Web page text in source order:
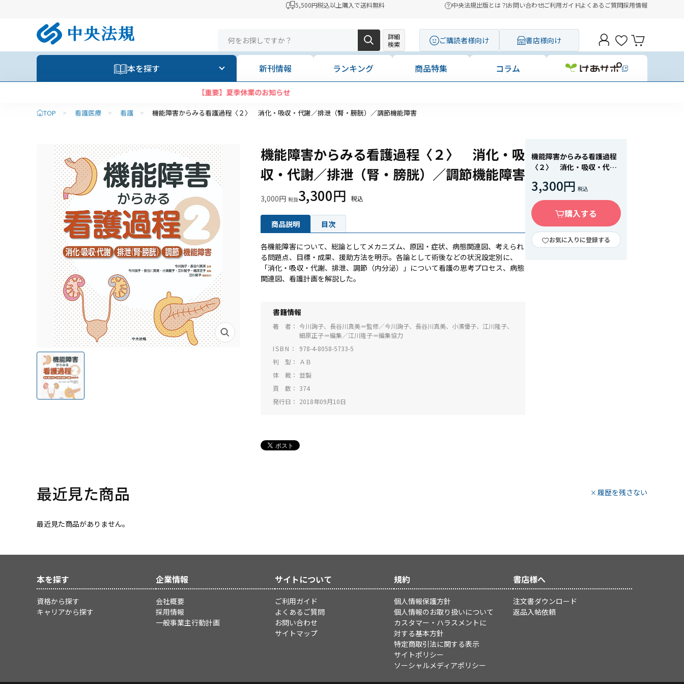
5,500円税込以上購入で送料無料 中央法規出版とは？お問い合わせご利用ガイドよくあるご質問採用情報
詳細
検索
ご購読者様向け 書店様向け
本を探す 新刊情報 ランキング 商品特集 コラム
コンビニ決済に「セブンイレブン」を追加いたしました
TOP > 看護医療 > 看護 > 機能障害からみる看護過程〈２〉 消化・吸収・代謝／排泄（腎・膀胱）／調節機能障害
機能障害からみる看護過程〈２〉 消化・吸
収・代謝／排泄（腎・膀胱）／調節機能障害
3,000円 3,300円
商品説明 目次
各機能障害について、総論としてメカニズム、原因・症状、病態関連図、考えられ
る問題点、目標・成果、援助方法を明示。各論として術後などの状況設定別に、
「消化・吸収・代謝、排泄、調節（内分泌）」について看護の思考プロセス、病態
関連図、看護計画を解説した。
書籍情報
著 者
今川詢子、長谷川真美＝監修／今川詢子、長谷川真美、小濱優子、江川隆子、
細原正子＝編集／江川隆子＝編集協力
ISBN
978-4-8058-5733-5
判 型
ＡＢ
体 裁
並製
頁 数
374
発行日
2018年09月10日
機能障害からみる看護過程
〈２〉 消化・吸収・代謝
機能障害
3,300円
購入する
お気に入りに登録する
最近見た商品
最近見た商品がありません。
履歴を残さない
本を探す
資格から探す
キャリアから探す
企業情報
会社概要
採用情報
一般事業主行動計画
サイトについて
ご利用ガイド
よくあるご質問
お問い合わせ
サイトマップ
規約
個人情報保護方針
個人情報のお取り扱いについて
カスタマー・ハラスメントに
対する基本方針
特定商取引法に関する表示
サイトポリシー
ソーシャルメディアポリシー
書店様へ
注文書ダウンロード
返品入帖依頼